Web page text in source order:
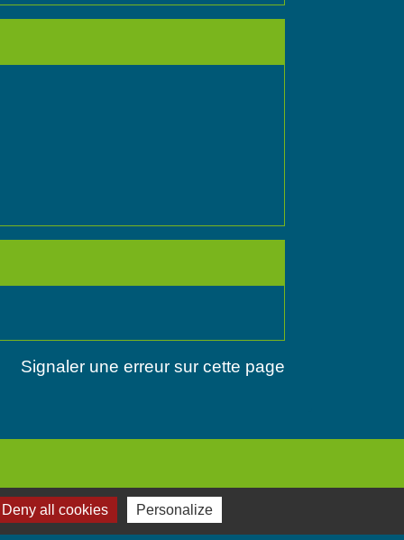
Signaler une erreur sur cette page
Deny all cookies Personalize